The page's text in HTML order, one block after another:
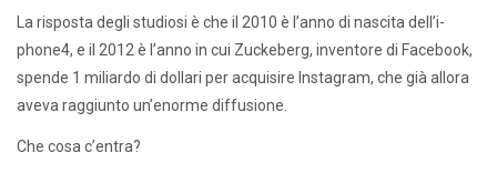
La risposta degli studiosi è che il 2010 è l’anno di nascita dell’i-
phone4, e il 2012 è l’anno in cui Zuckeberg, inventore di Facebook,
spende 1 miliardo di dollari per acquisire Instagram, che già allora
aveva raggiunto un’enorme diffusione.
Che cosa c’entra?